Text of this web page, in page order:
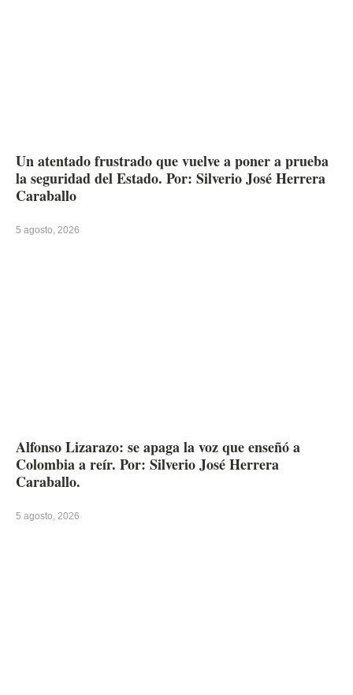
Un atentado frustrado que vuelve a poner a prueba
la seguridad del Estado. Por: Silverio José Herrera
Caraballo
5 agosto, 2026
Alfonso Lizarazo: se apaga la voz que enseñó a
Colombia a reír. Por: Silverio José Herrera
Caraballo.
5 agosto, 2026